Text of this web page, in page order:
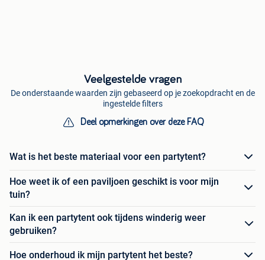
Veelgestelde vragen
De onderstaande waarden zijn gebaseerd op je zoekopdracht en de
ingestelde filters
Deel opmerkingen over deze FAQ
Wat is het beste materiaal voor een partytent?
Hoe weet ik of een paviljoen geschikt is voor mijn
tuin?
Kan ik een partytent ook tijdens winderig weer
gebruiken?
Hoe onderhoud ik mijn partytent het beste?